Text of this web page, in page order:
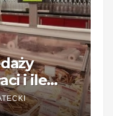
i ile